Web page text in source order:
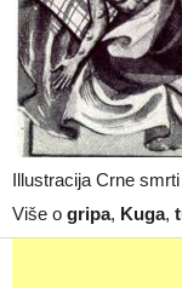
Illustracija Crne
Više o gripa, Kuga,